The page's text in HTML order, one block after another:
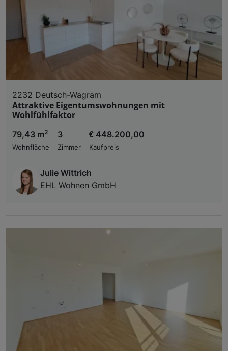
2232 Deutsch-Wagram
Attraktive Eigentumswohnungen mit
Wohlfühlfaktor
79,43 m2
Wohnfläche
3
Zimmer
€ 448.200,00
Kaufpreis
Julie Wittrich
EHL Wohnen GmbH